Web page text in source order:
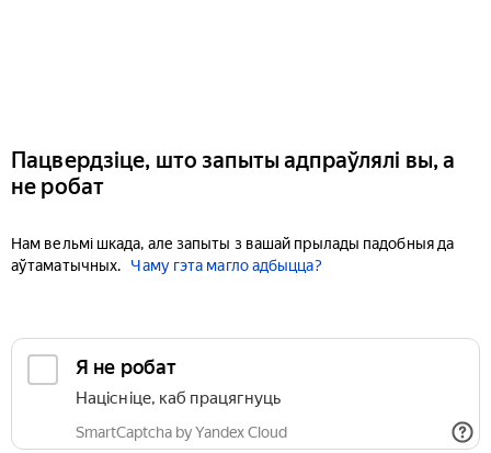
Пацвердзіце, што запыты адпраўлялі вы, а
не робат
Нам вельмі шкада, але запыты з вашай прылады падобныя да
аўтаматычных.
Чаму гэта магло адбыцца?
Я не робат
Націсніце, каб працягнуць
SmartCaptcha by Yandex Cloud